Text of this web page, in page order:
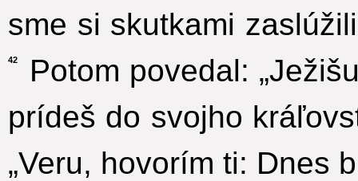
sme si skutkami
42
Potom povedal:
prídeš do svojho
„Veru, hovorím ti: Dnes